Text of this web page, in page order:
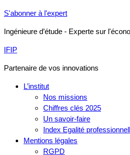
S'abonner à l'expert
Ingénieure d’étude - Experte sur
IFIP
Partenaire de vos innovations
L’institut
Nos missions
Chiffres clés 2025
Un savoir-faire
Index Egalité
Mentions légales
RGPD